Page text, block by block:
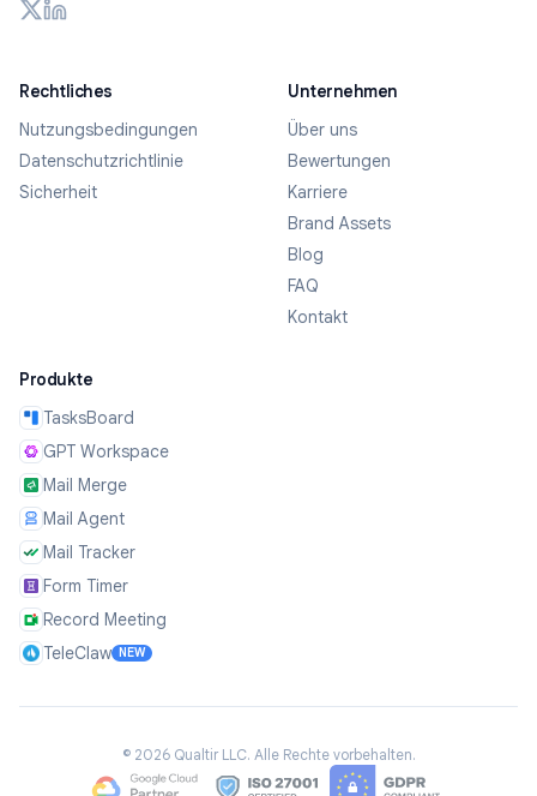
Rechtliches
Nutzungsbedingungen
Datenschutzrichtlinie
Sicherheit
Unternehmen
Über uns
Bewertungen
Karriere
Brand Assets
Blog
FAQ
Kontakt
Produkte
TasksBoard
GPT Workspace
Mail Merge
Mail Agent
Mail Tracker
Form Timer
Record Meeting
TeleClaw NEW
© 2026Qualtir LLC. Alle Rechte vorbehalten.